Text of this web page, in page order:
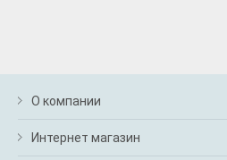
О компании
Интернет магазин